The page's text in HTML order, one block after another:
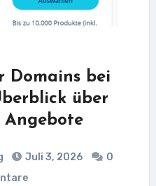
Domains bei
über
Angebote
Juli 3, 2026
0